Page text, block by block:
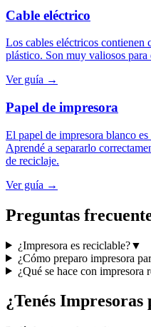
Cable eléctrico
Los cables eléctricos contienen
plástico. Son muy valiosos
Ver guía →
Papel de impresora
El papel de impresora blanco
Aprendé a separarlo
de reciclaje.
Ver guía →
Preguntas
¿Impresora es reciclable?▼
¿Cómo preparo impresora
¿Qué se hace con impresora
¿Tenés Impresoras